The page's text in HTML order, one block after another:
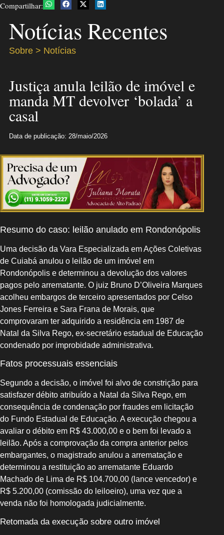
Compartilhar:
Notícias Recentes
Sobre > Notícias
Justiça anula leilão de imóvel e
manda MT devolver ‘bolada’ a
casal
Data de publicação: 28/maio/2026
Resumo do caso: leilão anulado em Rondonópolis
Uma decisão da Vara Especializada em Ações Coletivas
de Cuiabá anulou o leilão de um imóvel em
Rondonópolis e determinou a devolução dos valores
pagos pelo arrematante. O juiz Bruno D’Oliveira Marques
acolheu embargos de terceiro apresentados por Celso
Jones Ferreira e Sara Frana de Morais, que
comprovaram ter adquirido a residência em 1987 de
Natal da Silva Rego, ex-secretário estadual de Educação
condenado por improbidade administrativa.
Fatos processuais essenciais
Segundo a decisão, o imóvel foi alvo de constrição para
satisfazer débito atribuído a Natal da Silva Rego, em
consequência de condenação por fraudes em licitação
do Fundo Estadual de Educação. A execução chegou a
avaliar o débito em R$ 43.000,00 e o bem foi levado a
leilão. Após a comprovação da compra anterior pelos
embargantes, o magistrado anulou a arrematação e
determinou a restituição ao arrematante Eduardo
Machado de Lima de R$ 104.700,00 (lance vencedor) e
R$ 5.200,00 (comissão do leiloeiro), uma vez que a
venda não foi homologada judicialmente.
Retomada da execução sobre outro imóvel